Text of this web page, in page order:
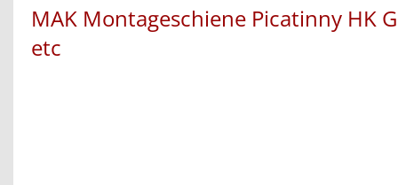
MAK Montageschiene Picatinny HK
etc